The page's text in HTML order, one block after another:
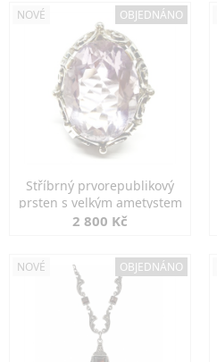
NOVÉ OBJEDNÁNO
Stříbrný prvorepublikový
prsten s velkým ametystem
2 800 Kč
NOVÉ OBJEDNÁNO